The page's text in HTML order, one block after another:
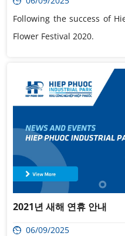
Following the success of
Flower Festival 2020.
2021년 새해 연휴 안내
06/09/2025